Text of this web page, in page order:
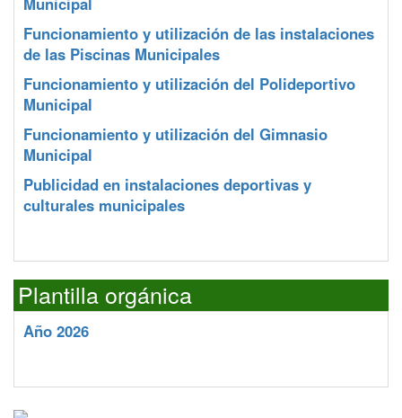
Funcionamiento y utilización de las instalaciones
de las Piscinas Municipales
Funcionamiento y utilización del Polideportivo
Municipal
Funcionamiento y utilización del Gimnasio
Municipal
Publicidad en instalaciones deportivas y
culturales municipales
Plantilla orgánica
Año 2026